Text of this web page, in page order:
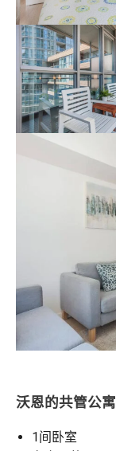
沃恩的共管公寓
1间卧室